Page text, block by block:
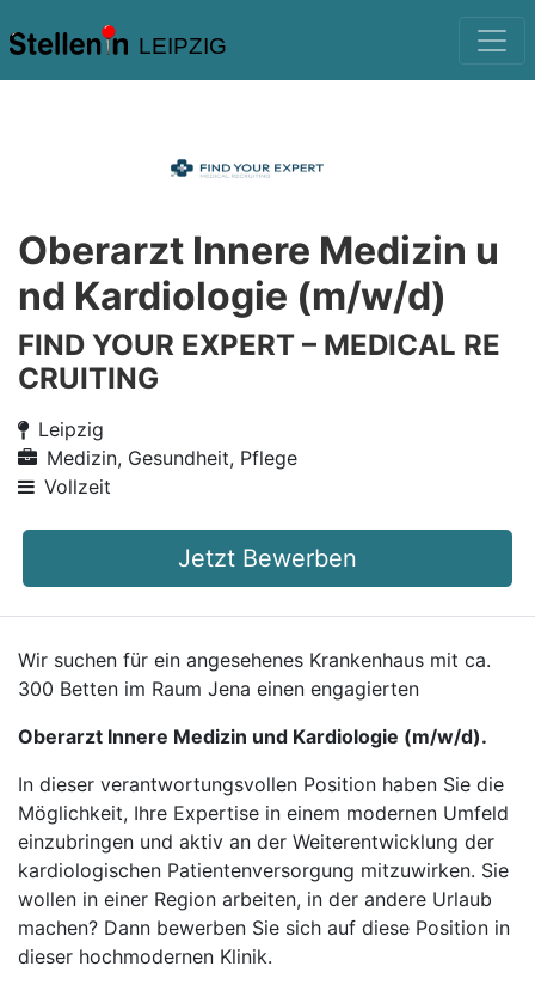
LEIPZIG
Oberarzt Innere Medizin u
nd Kardiologie (m/w/d)
FIND YOUR EXPERT – MEDICAL RE
CRUITING
Leipzig
Medizin, Gesundheit, Pflege
Vollzeit
Jetzt Bewerben
Wir suchen für ein angesehenes Krankenhaus mit ca.
300 Betten im Raum Jena einen engagierten
Oberarzt Innere Medizin und Kardiologie (m/w/d).
In dieser verantwortungsvollen Position haben Sie die
Möglichkeit, Ihre Expertise in einem modernen Umfeld
einzubringen und aktiv an der Weiterentwicklung der
kardiologischen Patientenversorgung mitzuwirken. Sie
wollen in einer Region arbeiten, in der andere Urlaub
machen? Dann bewerben Sie sich auf diese Position in
dieser hochmodernen Klinik.